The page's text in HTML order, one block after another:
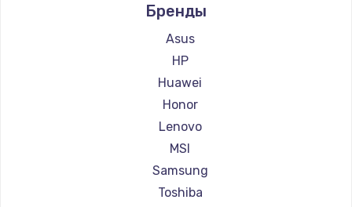
Ремонт ноутбуков Aquarius
Ремонт ноутбуков Gigabyte
Ремонт ноутбуков Aorus
Ремонт ноутбуков Maibenben
Ремонт ноутбуков Getac
Ремонт ноутбуков Epson
Ремонт ноутбуков Philips
Ремонт ноутбуков LG
Ремонт ноутбуков Panasonic
Бренды
Asus
HP
Huawei
Honor
Lenovo
MSI
Samsung
Toshiba